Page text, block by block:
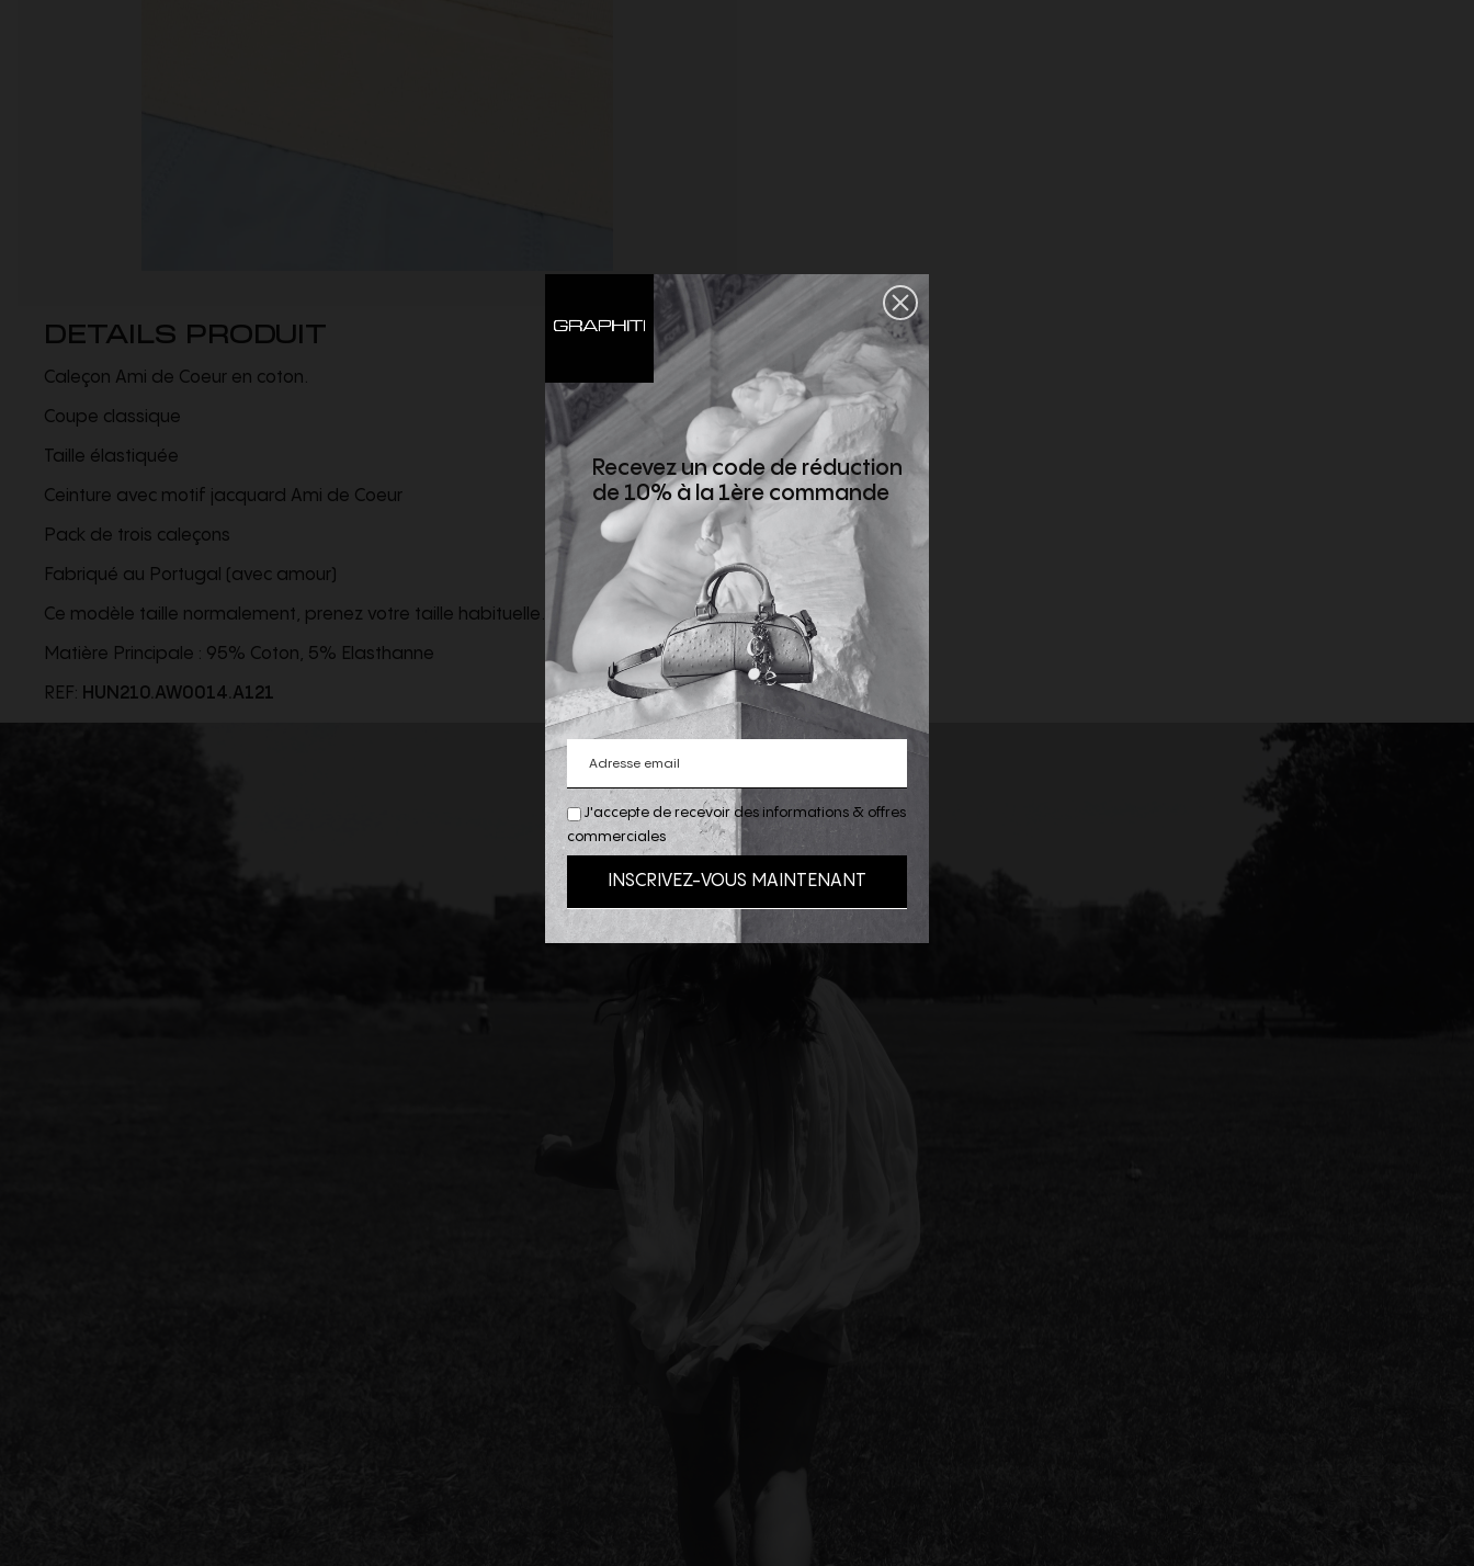
DETAILS PRODUIT
Caleçon Ami de Coeur en coton.
Coupe classique
Taille élastiquée
Ceinture avec motif jacquard Ami de Coeur
Pack de trois caleçons
Fabriqué au Portugal (avec amour)
Ce modèle taille normalement, prenez votre taille habituelle.
Matière Principale : 95% Coton, 5% Elasthanne
REF: HUN210.AW0014.A121
J'accepte de recevoir des informations & offres
commerciales
Recevez un code de réduction
de 10% à la 1ère commande